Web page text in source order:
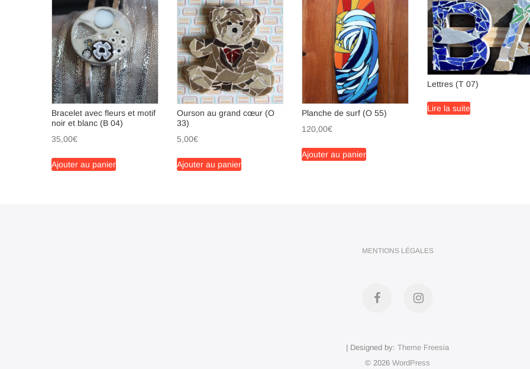
Bracelet avec fleurs et motif
noir et blanc (B 04)
35,00€
Ajouter au panier
Ourson au grand cœur (O
33)
5,00€
Ajouter au panier
Planche de surf (O 55)
120,00€
Ajouter au panier
Lettres (T 07)
Lire la suite
MENTIONS LÉGALES
FacebookInstagram
| Designed by: Theme Freesia
© 2026 WordPress